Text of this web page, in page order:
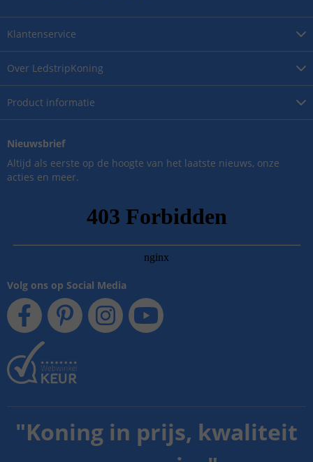
Over LedstripKoning
Product informatie
Klantenservice
Nieuwsbrief
Altijd als eerste op de hoogte van het laatste nieuws, onze
acties en meer.
Volg ons op Social Media
"Koning in prijs, kwaliteit